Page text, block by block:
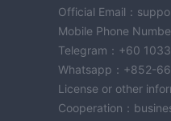
의 예로는 S&P
거래자는 시장
계정 유형
표준 계정
표준 계정은 에
Official Email：
Mobile Phone
Telegram：+60
Whatsapp：+852-
License or other
Cooperation：